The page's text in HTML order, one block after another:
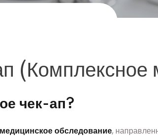
(Комплексное
чек-ап?
медицинское обследование,